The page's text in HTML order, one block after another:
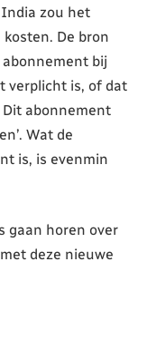
zou het
De bron
bij
verplicht is, of dat
abonnement
Wat de
is, is evenmin
gaan horen over
deze nieuwe